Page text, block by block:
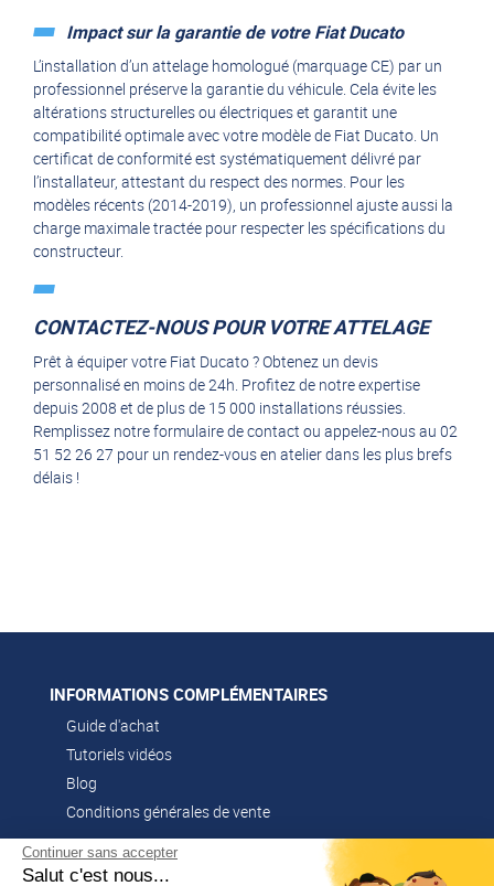
Continuer sans accepter
Salut c'est nous...
Impact sur la garantie de votre Fiat Ducato
L’installation d’un attelage homologué (marquage CE) par un
professionnel préserve la garantie du véhicule. Cela évite les
altérations structurelles ou électriques et garantit une
compatibilité optimale avec votre modèle de Fiat Ducato. Un
certificat de conformité est systématiquement délivré par
l’installateur, attestant du respect des normes. Pour les
modèles récents (2014-2019), un professionnel ajuste aussi la
charge maximale tractée pour respecter les spécifications du
constructeur.
CONTACTEZ-NOUS POUR VOTRE ATTELAGE
Prêt à équiper votre Fiat Ducato ? Obtenez un devis
personnalisé en moins de 24h. Profitez de notre expertise
depuis 2008 et de plus de 15 000 installations réussies.
Remplissez notreformulaire de contact ou appelez-nous au 02
51 52 26 27 pour un rendez-vous en atelier dans les plus brefs
délais !
INFORMATIONS COMPLÉMENTAIRES
Guide d'achat
Tutoriels vidéos
Blog
Conditions générales de vente